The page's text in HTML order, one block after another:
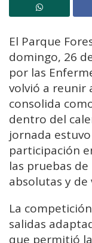
El Parque
domingo, 26
por las
volvió a reunir
consolida
dentro del
jornada
participación
las pruebas
absolutas y de
La
salidas
que permitió